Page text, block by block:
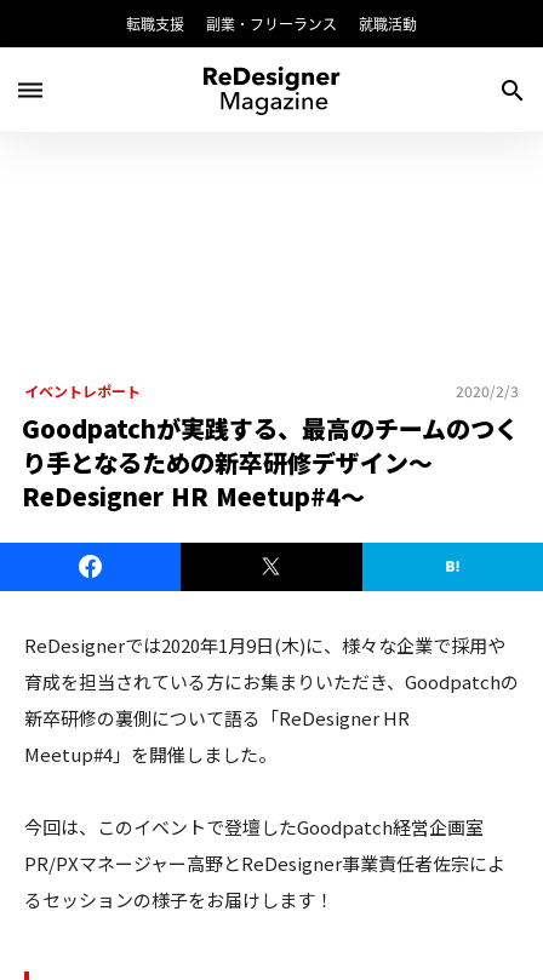
転職支援 副業・フリーランス 就職活動
dehaze search
イベントレポート 2020/2/3
Goodpatchが実践する、最高のチームのつく
り手となるための新卒研修デザイン〜
ReDesigner HR Meetup#4〜
ReDesignerでは2020年1月9日(木)に、様々な企業で採用や
育成を担当されている方にお集まりいただき、Goodpatchの
新卒研修の裏側について語る「ReDesigner HR
Meetup#4」を開催しました。
今回は、このイベントで登壇したGoodpatch経営企画室
PR/PXマネージャー高野とReDesigner事業責任者佐宗によ
るセッションの様子をお届けします！